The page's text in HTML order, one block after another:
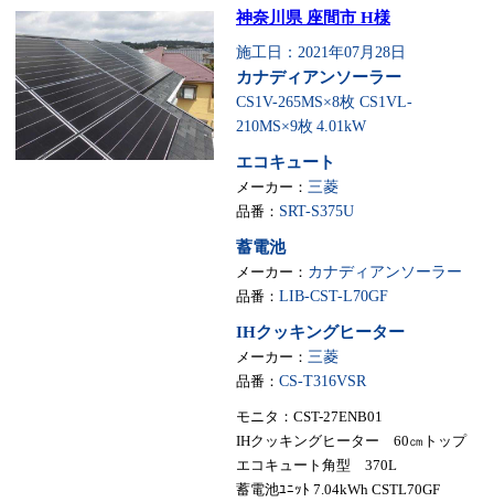
神奈川県 座間市 H様
施工日：2021年07月28日
カナディアンソーラー
CS1V-265MS×8枚 CS1VL-
210MS×9枚 4.01kW
エコキュート
メーカー： 三菱
品番： SRT-S375U
蓄電池
メーカー： カナディアンソーラー
品番： LIB-CST-L70GF
IHクッキングヒーター
メーカー： 三菱
品番： CS-T316VSR
モニタ：CST-27ENB01
IHクッキングヒーター 60㎝トップ
エコキュート角型 370L
蓄電池ﾕﾆｯﾄ 7.04kWh CSTL70GF